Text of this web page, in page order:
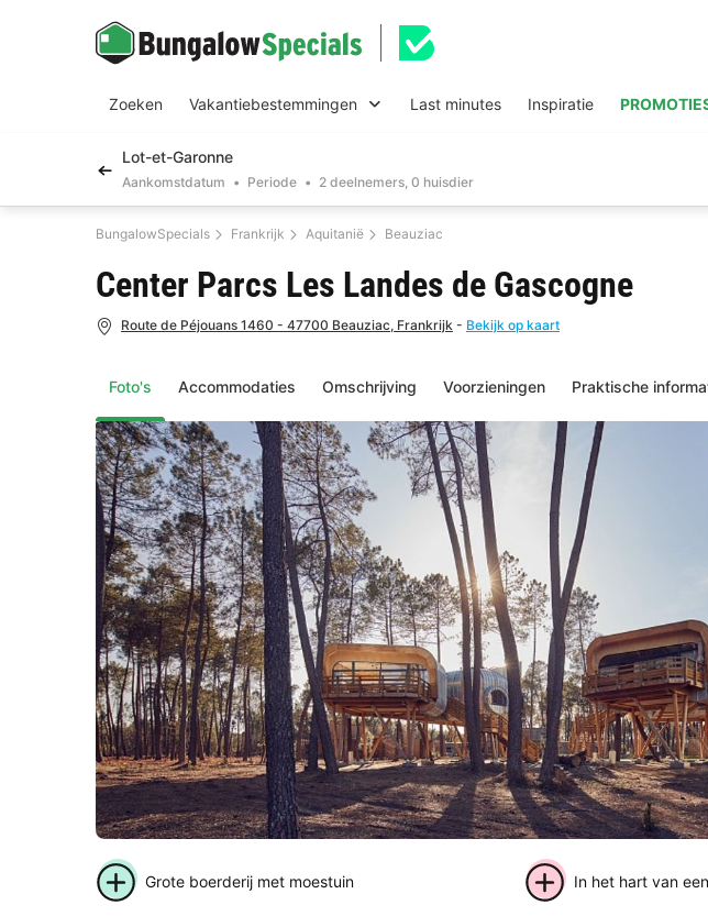
Zoeken Vakantiebestemmingen Last minutes Inspiratie
Lot-et-Garonne
Aankomstdatum Periode 2 deelnemers, 0 huisdier
BungalowSpecials Frankrijk Aquitanië Beauziac
Foto's Accommodaties Omschrijving Voorzieningen Praktische
Center Parcs Les Landes de Gascogne
Route de Péjouans 1460 - 47700 Beauziac, Frankrijk - Bekijk op kaart
Grote boerderij met moestuin In het hart van